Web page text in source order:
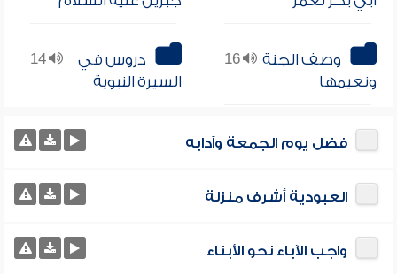
16
وصف الجنة
ونعيمها
14
دروس في
السيرة النبوية
فضل يوم الجمعة وآدابه
العبودية أشرف منزلة
واجب الآباء نحو الأبناء